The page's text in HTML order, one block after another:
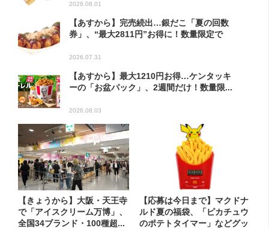
2026.08.01
【あすから】完売続出…銀だこ「夏の回数
券」、“最大2811円”お得に！数量限定で
2026.07.31
【あすから】最大1210円お得…ケンタッキ
ーの「お盆パック」、2週間だけ！数量限...
2026.08.03
【きょうから】大阪・天王寺
で「アイスクリーム万博」、
全国34ブランド・100種超...
【応募は今日まで】マクドナ
ルド夏の福袋、「ピカチュウ
のポテトタイマー」などグッ